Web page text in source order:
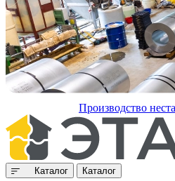
Производство
Каталог Каталог